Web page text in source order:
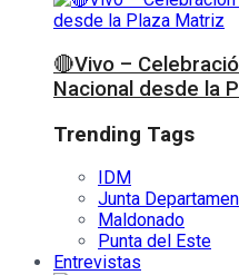
🔴Vivo –
Nacional desde la
Trending Tags
IDM
Junta
Maldonado
Punta del Este
Entrevistas